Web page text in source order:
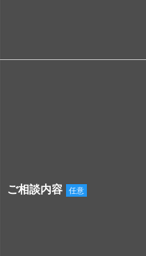
ご相談内容 任意